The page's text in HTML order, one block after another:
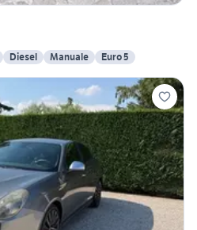
Diesel Manuale Euro 5